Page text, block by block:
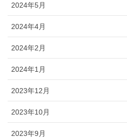
2024年5月
2024年4月
2024年2月
2024年1月
2023年12月
2023年10月
2023年9月